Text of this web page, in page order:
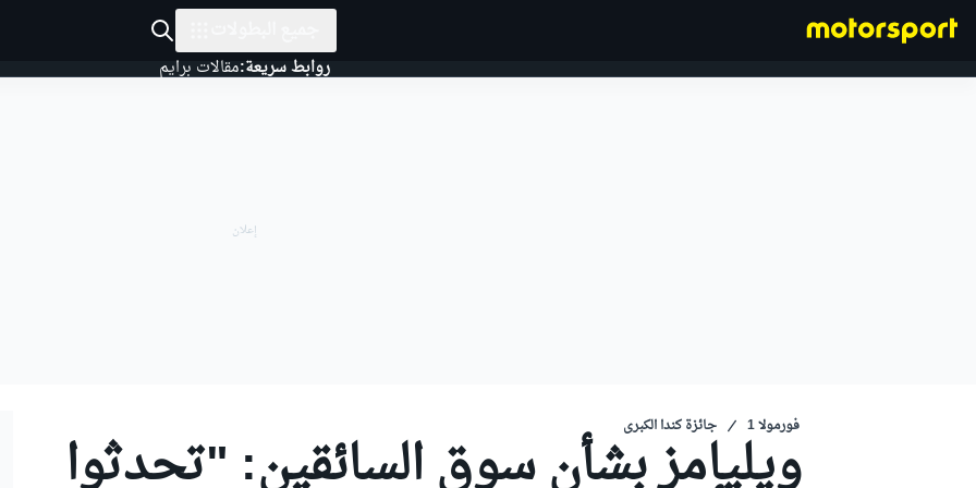
روابط سريعة:مقالات برايم
فورمولا 1 جائزة كندا الكبرى
ويليامز بشأن سوق السائقين: "تحدثوا